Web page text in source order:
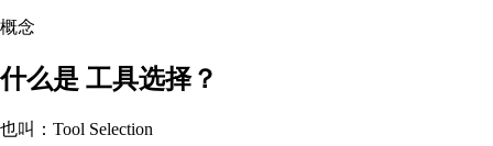
概念
什么是 工具选择？
也叫： Tool Selection